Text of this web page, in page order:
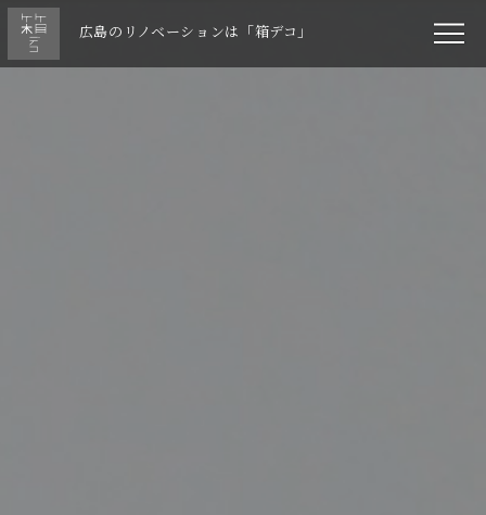
広島のリノベーションは「箱デコ」